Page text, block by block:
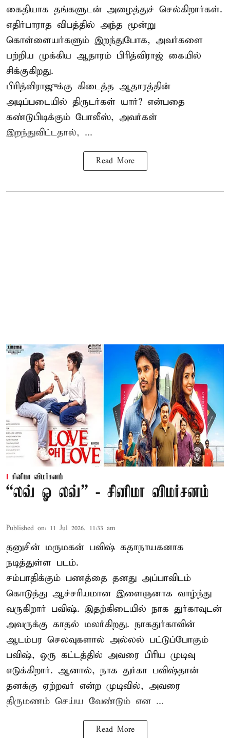
கைதியாக தங்களுடன் அழைத்துச் செல்கிறார்கள்.
எதிர்பாராத விபத்தில் அந்த மூன்று
கொள்ளையர்களும் இறந்துபோக, அவர்களை
பற்றிய முக்கிய ஆதாரம் பிரித்விராஜ் கையில்
சிக்குகிறது.
பிரித்விராஜுக்கு கிடைத்த ஆதாரத்தின்
அடிப்படையில் திருடர்கள் யார்? என்பதை
கண்டுபிடிக்கும் போலீஸ், அவர்கள்
இறந்துவிட்டதால், ...
Read More
சினிமா விமர்சனம்
“லவ் ஓ லவ்” - சினிமா விமர்சனம்
Published on: 11 Jul 2026, 11:33 am
தனுசின் மருமகன் பவிஷ் கதாநாயகனாக
நடித்துள்ள படம்.
சம்பாதிக்கும் பணத்தை தனது அப்பாவிடம்
கொடுத்து ஆச்சரியமான இளைஞனாக வாழ்ந்து
வருகிறார் பவிஷ். இதற்கிடையில் நாக துர்காவுடன்
அவருக்கு காதல் மலர்கிறது. நாகதுர்காவின்
ஆடம்பர செலவுகளால் அல்லல் பட்டுப்போகும்
பவிஷ், ஒரு கட்டத்தில் அவரை பிரிய முடிவு
எடுக்கிறார். ஆனால், நாக துர்கா பவிஷ்தான்
தனக்கு ஏற்றவர் என்ற முடிவில், அவரை
திருமணம் செய்ய வேண்டும் என ...
Read More